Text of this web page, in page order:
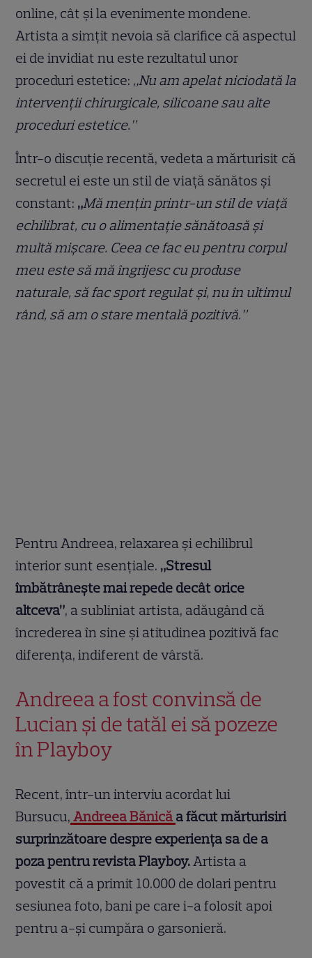
online, cât și la evenimente mondene.
Artista a simțit nevoia să clarifice că aspectul
ei de invidiat nu este rezultatul unor
proceduri estetice: „Nu am apelat niciodată la
intervenții chirurgicale, silicoane sau alte
proceduri estetice.”
Într-o discuție recentă, vedeta a mărturisit că
secretul ei este un stil de viață sănătos și
constant: „Mă mențin printr-un stil de viață
echilibrat, cu o alimentație sănătoasă și
multă mișcare. Ceea ce fac eu pentru corpul
meu este să mă îngrijesc cu produse
naturale, să fac sport regulat și, nu în ultimul
rând, să am o stare mentală pozitivă.”
Pentru Andreea, relaxarea și echilibrul
interior sunt esențiale. „Stresul
îmbătrânește mai repede decât orice
altceva”, a subliniat artista, adăugând că
încrederea în sine și atitudinea pozitivă fac
diferența, indiferent de vârstă.
Andreea a fost convinsă de
Lucian și de tatăl ei să pozeze
în Playboy
Recent, într-un interviu acordat lui
Bursucu, Andreea Bănică a făcut mărturisiri
surprinzătoare despre experiența sa de a
poza pentru revista Playboy.Artista a
povestit că a primit 10.000 de dolari pentru
sesiunea foto, bani pe care i-a folosit apoi
pentru a-și cumpăra o garsonieră.